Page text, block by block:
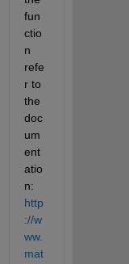
fun
ctio
n
refe
r to
the
doc
um
ent
atio
n:
http
://w
ww.
mat